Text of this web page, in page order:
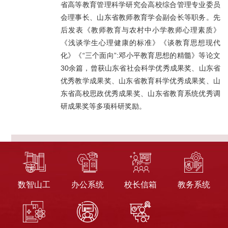
省高等教育管理科学研究会高校综合管理专业委员
会理事长、山东省教师教育学会副会长等职务。先
后发表《教师教育与农村中小学教师心理素质》
《浅谈学生心理健康的标准》《谈教育思想现代
化》《“三个面向”:邓小平教育思想的精髓》等论文
30余篇，曾获山东省社会科学优秀成果奖、山东省
优秀教学成果奖、山东省教育科学优秀成果奖、山
东省高校思政优秀成果奖、山东省教育系统优秀调
研成果奖等多项科研奖励。
数智山工 办公系统 校长信箱 教务系统